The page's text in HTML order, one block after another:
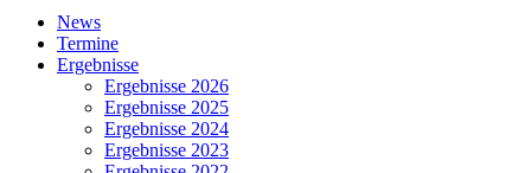
Close
Menu
News
Termine
Ergebnisse
Ergebnisse 2026
Ergebnisse 2025
Ergebnisse 2024
Ergebnisse 2023